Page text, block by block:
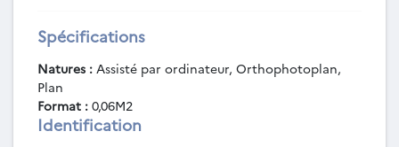
Spécifications
Natures : Assisté par ordinateur, Orthophotoplan,
Plan
Format : 0,06M2
Identification